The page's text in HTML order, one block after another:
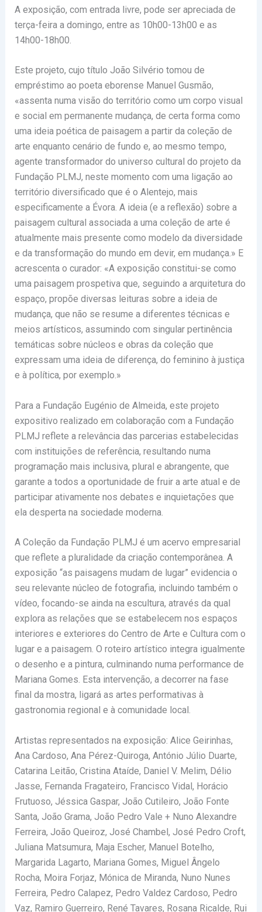
A exposição, com entrada livre, pode ser apreciada de
terça-feira a domingo, entre as 10h00-13h00 e as
14h00-18h00.
Este projeto, cujo título João Silvério tomou de
empréstimo ao poeta eborense Manuel Gusmão,
«assenta numa visão do território como um corpo visual
e social em permanente mudança, de certa forma como
uma ideia poética de paisagem a partir da coleção de
arte enquanto cenário de fundo e, ao mesmo tempo,
agente transformador do universo cultural do projeto da
Fundação PLMJ, neste momento com uma ligação ao
território diversificado que é o Alentejo, mais
especificamente a Évora. A ideia (e a reflexão) sobre a
paisagem cultural associada a uma coleção de arte é
atualmente mais presente como modelo da diversidade
e da transformação do mundo em devir, em mudança.» E
acrescenta o curador: «A exposição constitui-se como
uma paisagem prospetiva que, seguindo a arquitetura do
espaço, propõe diversas leituras sobre a ideia de
mudança, que não se resume a diferentes técnicas e
meios artísticos, assumindo com singular pertinência
temáticas sobre núcleos e obras da coleção que
expressam uma ideia de diferença, do feminino à justiça
e à política, por exemplo.»
Para a Fundação Eugénio de Almeida, este projeto
expositivo realizado em colaboração com a Fundação
PLMJ reflete a relevância das parcerias estabelecidas
com instituições de referência, resultando numa
programação mais inclusiva, plural e abrangente, que
garante a todos a oportunidade de fruir a arte atual e de
participar ativamente nos debates e inquietações que
ela desperta na sociedade moderna.
A Coleção da Fundação PLMJ é um acervo empresarial
que reflete a pluralidade da criação contemporânea. A
exposição “as paisagens mudam de lugar” evidencia o
seu relevante núcleo de fotografia, incluindo também o
vídeo, focando-se ainda na escultura, através da qual
explora as relações que se estabelecem nos espaços
interiores e exteriores do Centro de Arte e Cultura com o
lugar e a paisagem. O roteiro artístico integra igualmente
o desenho e a pintura, culminando numa performance de
Mariana Gomes. Esta intervenção, a decorrer na fase
final da mostra, ligará as artes performativas à
gastronomia regional e à comunidade local.
Artistas representados na exposição: Alice Geirinhas,
Ana Cardoso, Ana Pérez-Quiroga, António Júlio Duarte,
Catarina Leitão, Cristina Ataíde, Daniel V. Melim, Délio
Jasse, Fernanda Fragateiro, Francisco Vidal, Horácio
Frutuoso, Jéssica Gaspar, João Cutileiro, João Fonte
Santa, João Grama, João Pedro Vale + Nuno Alexandre
Ferreira, João Queiroz, José Chambel, José Pedro Croft,
Juliana Matsumura, Maja Escher, Manuel Botelho,
Margarida Lagarto, Mariana Gomes, Miguel Ângelo
Rocha, Moira Forjaz, Mónica de Miranda, Nuno Nunes
Ferreira, Pedro Calapez, Pedro Valdez Cardoso, Pedro
Vaz, Ramiro Guerreiro, René Tavares, Rosana Ricalde, Rui